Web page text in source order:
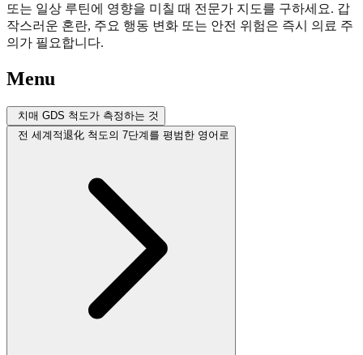
또는 일상 루틴에 영향을 미칠 때 전문가 지도를 구하세요. 갑
작스러운 혼란, 주요 행동 변화 또는 안전 위험은 즉시 의료 주
의가 필요합니다.
Menu
치매 GDS 척도가 측정하는 것
전 세계적退化 척도의 7단계를 평범한 영어로